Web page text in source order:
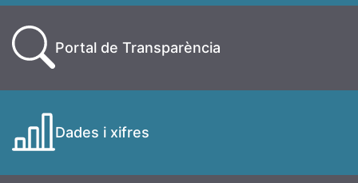
Portal de Transparència
Dades i xifres